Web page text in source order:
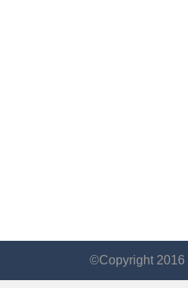
©Copyright 2016